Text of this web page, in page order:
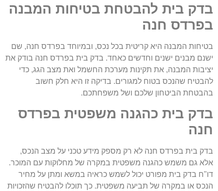
בדק בית להבטחת בטיחות המבנה
בפרדס חנה
בטיחות המבנה היא קריטית בכל נכס, ובמיוחד בפרדס חנה, שם
ישנם מבנים ישנים וחדשים כאחד. בדק בית בפרדס חנה בודק את
יציבות המבנה, את תקינות מערכת החשמל ואת מצב הגג, כדי
להבטיח שהנכס בטוח למגורים. בדיקה זו היא חלק חשוב
בהבטחת הביטחון שלכם ושל משפחתכם.
בדק בית כהגנה משפטית בפרדס
חנה
בדק בית בפרדס חנה לא רק מספק מידע טכני על מצב הנכס,
אלא גם משמש כהגנה משפטית במקרה של מחלוקות עם המוכר.
דו"ח בדק בית מפורט יכול לשמש כראיה במשא ומתן על מחיר
הנכס או במקרה של תביעה משפטית. כך תוכלו להבטיח שהזכויות